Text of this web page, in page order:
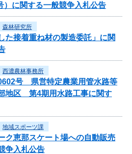
）に関する一般競争入札公告
森林研究所
た接着重ね材の製造委託」に関
西濃農林事務所
号 県営特定農業用管水路等
地区 第4期用水路工事に関す
地域スポーツ課
ク恵那スケート場への自動販売
争入札公告